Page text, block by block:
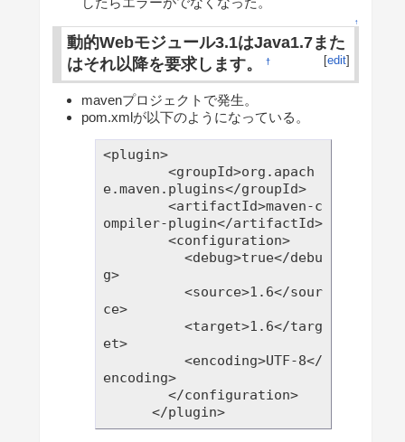
↑
動的Webモジュール3.1はJava1.7また
はそれ以降を要求します。
† [edit]
mavenプロジェクトで発生。
pom.xmlが以下のようになっている。
<plugin>
e.maven.plugins</groupId>
ompiler-plugin</artifactId>
g>
ce>
et>
encoding>
      </plugin>